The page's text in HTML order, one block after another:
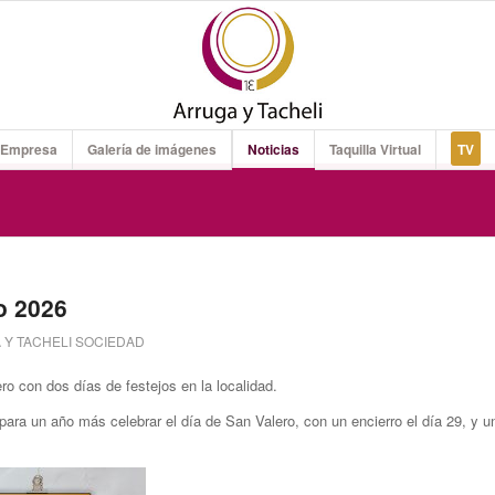
Galería de imágenes Noticias Taquilla Virtual TV
2026
TACHELI SOCIEDAD
con dos días de festejos en la localidad.
un año más celebrar el día de San Valero, con un encierro el día 29, y